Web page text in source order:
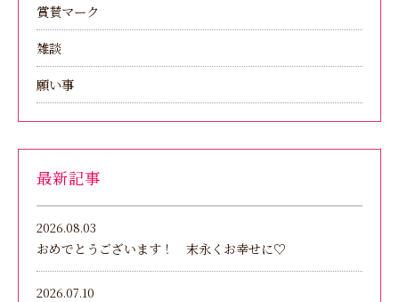
賞賛マーク
雑談
願い事
最新記事
2026.08.03
おめでとうございます！ 末永くお幸せに♡
2026.07.10